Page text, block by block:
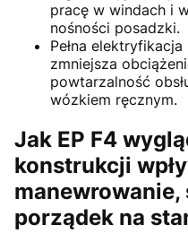
pracę w windach i
nośności posadzki.
Pełna
zmniejsza
powtarzalność
wózkiem ręcznym.
Jak EP F4
konstrukcji
porządek na